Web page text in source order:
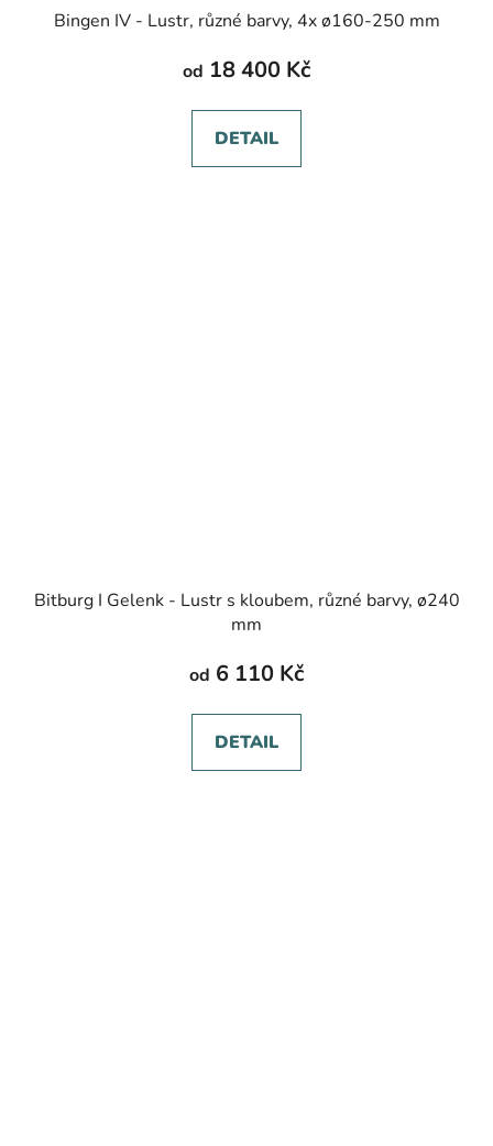
Bingen IV - Lustr, různé barvy, 4x ø160-250 mm
od 18 400 Kč
DETAIL
Bitburg I Gelenk - Lustr s kloubem, různé barvy, ø240
mm
od 6 110 Kč
DETAIL